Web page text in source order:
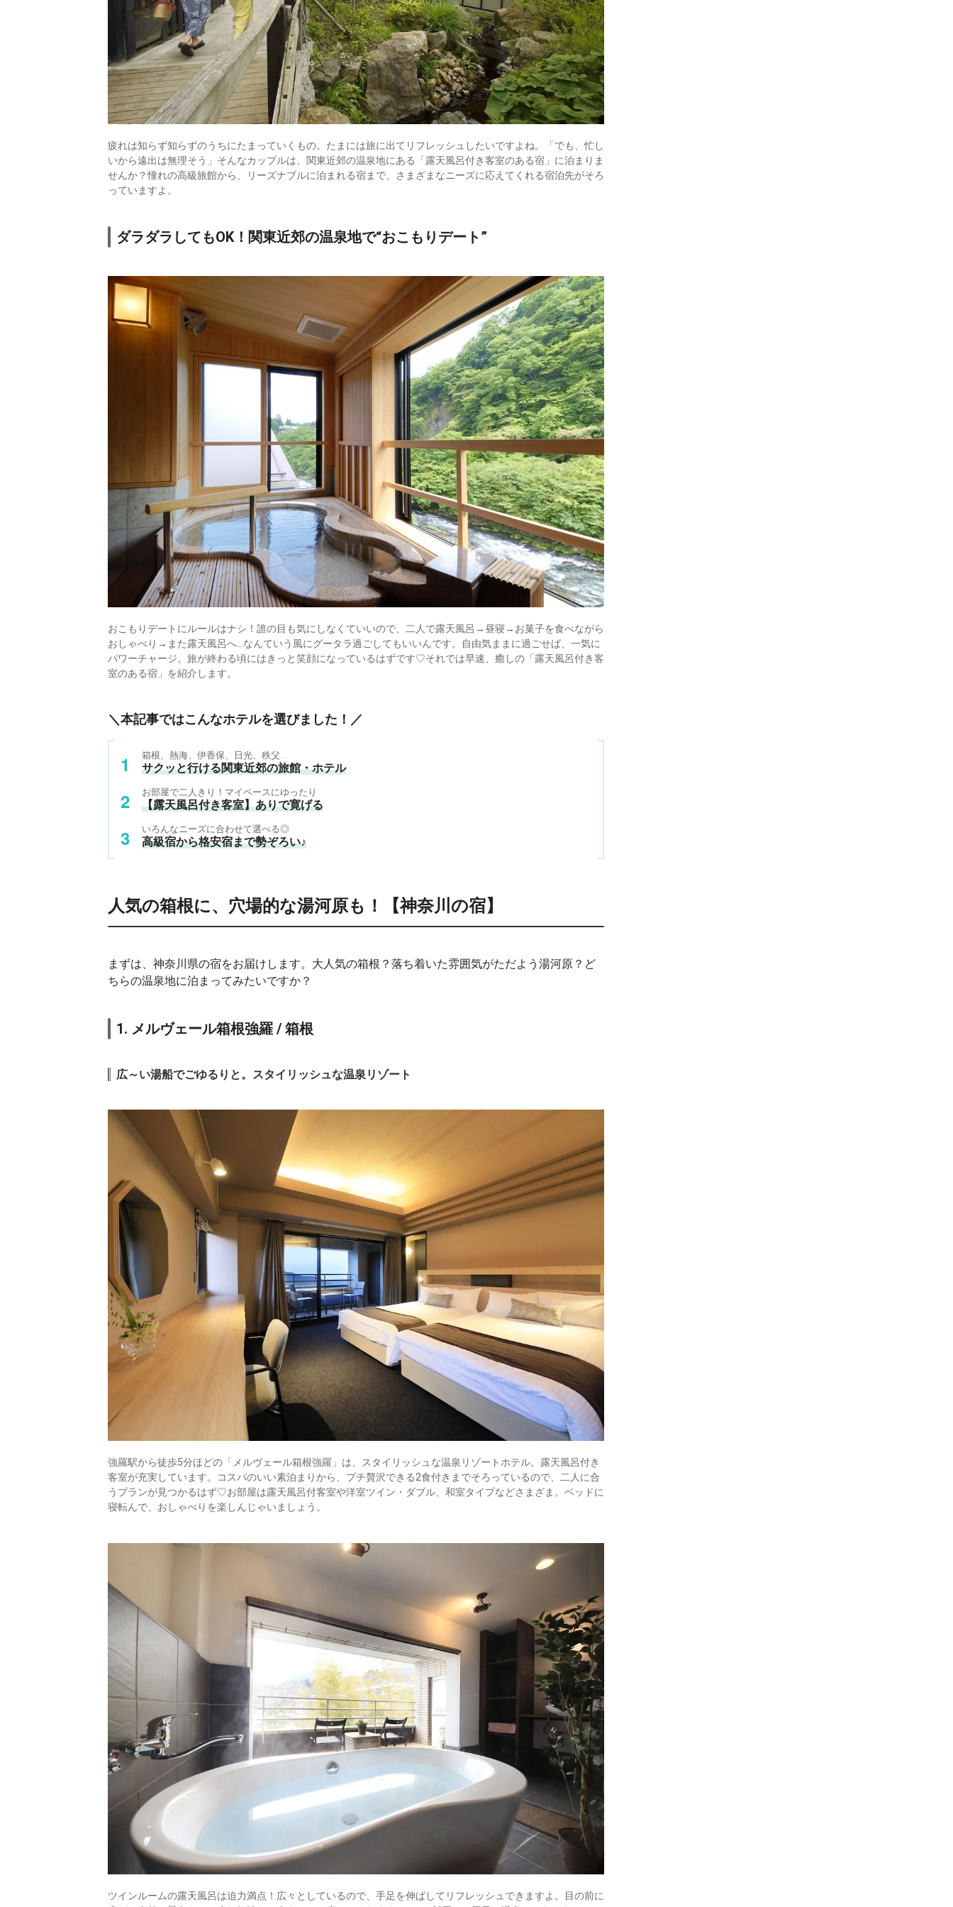
疲れは知らず知らずのうちにたまっていくもの。たまには旅に出てリフレッシュしたいですよね。「でも、忙し
いから遠出は無理そう」そんなカップルは、関東近郊の温泉地にある「露天風呂付き客室のある宿」に泊まりま
せんか？憧れの高級旅館から、リーズナブルに泊まれる宿まで、さまざまなニーズに応えてくれる宿泊先がそろ
っていますよ。
ダラダラしてもOK！関東近郊の温泉地で“おこもりデート”
おこもりデートにルールはナシ！誰の目も気にしなくていいので、二人で露天風呂→昼寝→お菓子を食べながら
おしゃべり→また露天風呂へ…なんていう風にグータラ過ごしてもいいんです。自由気ままに過ごせば、一気に
パワーチャージ。旅が終わる頃にはきっと笑顔になっているはずです♡それでは早速、癒しの「露天風呂付き客
室のある宿」を紹介します。
＼本記事ではこんなホテルを選びました！／
箱根、熱海、伊香保、日光、秩父…
サクッと行ける関東近郊の旅館・ホテル
お部屋で二人きり！マイペースにゆったり
【露天風呂付き客室】ありで寛げる
いろんなニーズに合わせて選べる◎
高級宿から格安宿まで勢ぞろい♪
人気の箱根に、穴場的な湯河原も！【神奈川の宿】
まずは、神奈川県の宿をお届けします。大人気の箱根？落ち着いた雰囲気がただよう湯河原？ど
ちらの温泉地に泊まってみたいですか？
1. メルヴェール箱根強羅 / 箱根
広～い湯船でごゆるりと。スタイリッシュな温泉リゾート
強羅駅から徒歩5分ほどの「メルヴェール箱根強羅」は、スタイリッシュな温泉リゾートホテル。露天風呂付き
客室が充実しています。コスパのいい素泊まりから、プチ贅沢できる2食付きまでそろっているので、二人に合
うプランが見つかるはず♡お部屋は露天風呂付客室や洋室ツイン・ダブル、和室タイプなどさまざま。ベッドに
寝転んで、おしゃべりを楽しんじゃいましょう。
ツインルームの露天風呂は迫力満点！広々としているので、手足を伸ばしてリフレッシュできますよ。目の前に